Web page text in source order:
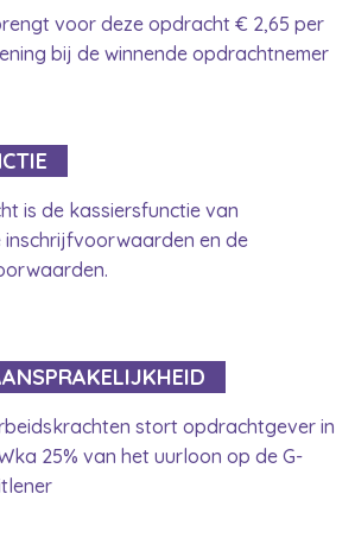
voor deze opdracht € 2,65 per
bij de winnende opdrachtnemer
is de kassiersfunctie van
inschrijfvoorwaarden en de
stort opdrachtgever in
25% van het uurloon op de G-